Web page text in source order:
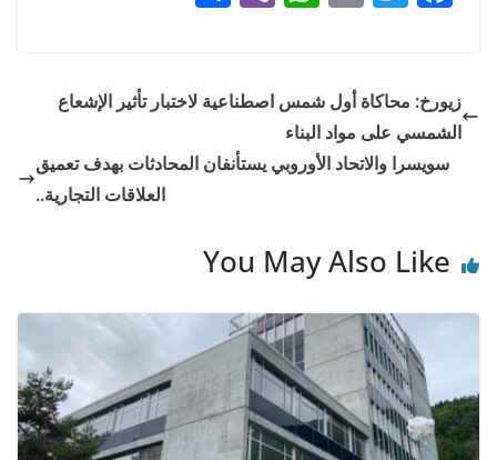
e
u
s
a
s
a
e
b
o
w
er
m
l
h
s
p
b
e
زيورخ: محاكاة أول شمس اصطناعية لاختبار تأثير الإشعاع
الشمسي على مواد البناء
سويسرا والاتحاد الأوروبي يستأنفان المحادثات بهدف تعميق
العلاقات التجارية..
You May Also Like